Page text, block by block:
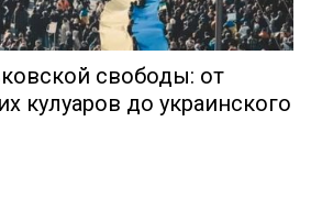
свободы: от
кулуаров до украинского